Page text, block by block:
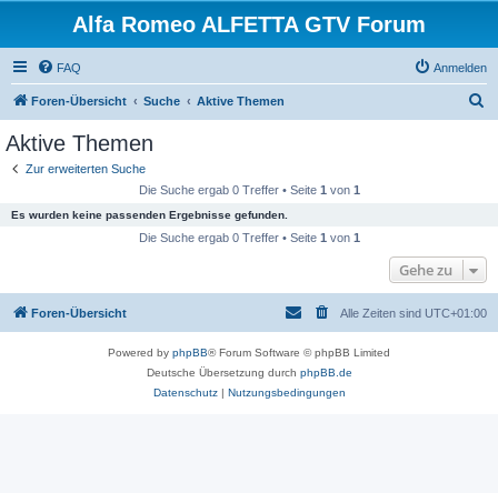
Alfa Romeo ALFETTA GTV Forum
FAQ Anmelden
Foren-Übersicht Suche Aktive Themen
Aktive Themen
Zur erweiterten Suche
Die Suche ergab 0 Treffer • Seite 1 von 1
Es wurden keine passenden Ergebnisse gefunden.
Die Suche ergab 0 Treffer • Seite 1 von 1
Gehe zu
Foren-Übersicht Alle Zeiten sind UTC+01:00
Powered by phpBB® Forum Software © phpBB Limited
Deutsche Übersetzung durch phpBB.de
Datenschutz| Nutzungsbedingungen